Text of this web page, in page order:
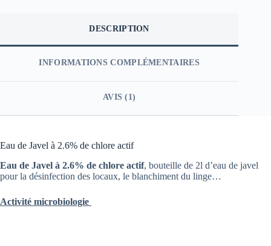
DESCRIPTION
INFORMATIONS COMPLÉMENTAIRES
AVIS (1)
Eau de Javel à 2.6% de chlore actif
Eau de Javel à 2.6% de chlore actif, bouteille de 2l d’eau de javel
pour la désinfection des locaux, le blanchiment du linge…
Activité microbiologie